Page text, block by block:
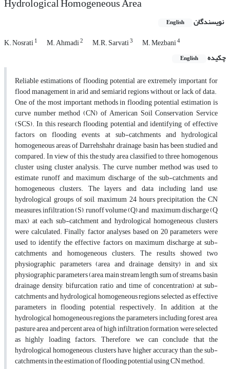
نویسندگان English
K. Nosrati1 M. Ahmadi2 M.R. Sarvati3 M. Mezbani4
چکیده English
Reliable estimations of flooding potential are extremely important for
flood management in arid and semiarid regions without or lack of data.
One of the most important methods in flooding potential estimation is
curve number method (CN) of American Soil Conservation Service
(SCS). In this research flooding potential and identifying of effective
factors on flooding events at sub-catchments and hydrological
homogeneous areas of Darrehshahr drainage basin has been studied and
compared. In view of this, the study area classified to three homogenous
cluster using cluster analysis. The curve number method was used to
estimate runoff and maximum discharge of the sub-catchments and
homogeneous clusters. The layers and data including land use,
hydrological groups of soil, maximum 24 hours precipitation, the CN
measures, infiltration (S), runoff volume (Q) and maximum discharge (Q
max) at each sub-catchment and hydrological homogeneous clusters
were calculated. Finally, factor analyses based on 20 parameters were
used to identify the effective factors on maximum discharge at sub-
catchments and homogeneous clusters. The results showed two
physiographic parameters (area and drainage density) in and six
physiographic parameters (area, main stream length, sum of streams, basin
drainage density, bifurcation ratio and time of concentration) at sub-
catchments and hydrological homogeneous regions selected as effective
parameters in flooding potential, respectively. In addition, at the
hydrological homogeneous regions the parameters including forest area,
pasture area and percent area of high infiltration formation were selected
as highly loading factors. Therefore, we can conclude that the
hydrological homogeneous clusters have higher accuracy than the sub-
catchments in the estimation of flooding potential using CN method.